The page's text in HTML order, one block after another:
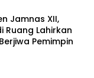
Jamnas XII,
Ruang Lahirkan
Pemimpin